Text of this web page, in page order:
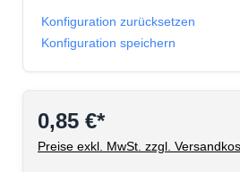
Konfiguration zurücksetzen
Konfiguration speichern
0,85 €*
Preise exkl. MwSt. zzgl.